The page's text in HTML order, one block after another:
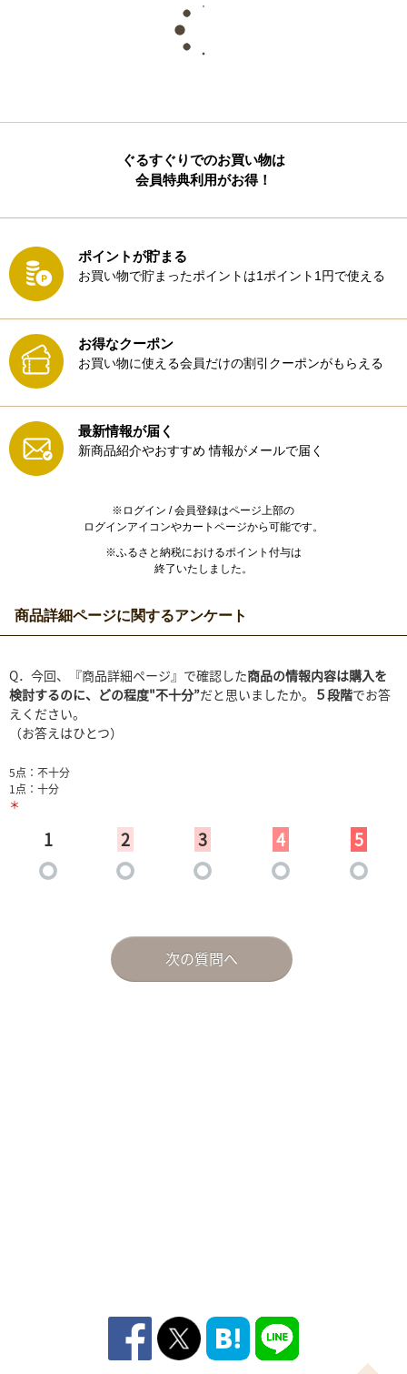
ぐるすぐりでのお買い物は
会員特典利用がお得！
ポイントが貯まる
お買い物で貯まったポイントは1ポイント1円で使える
お得なクーポン
お買い物に使える会員だけの割引クーポンがもらえる
最新情報が届く
新商品紹介やおすすめ 情報がメールで届く
※ログイン / 会員登録はページ上部の
ログインアイコンやカートページから可能です。
※ふるさと納税におけるポイント付与は
終了いたしました。
商品詳細ページに関するアンケート